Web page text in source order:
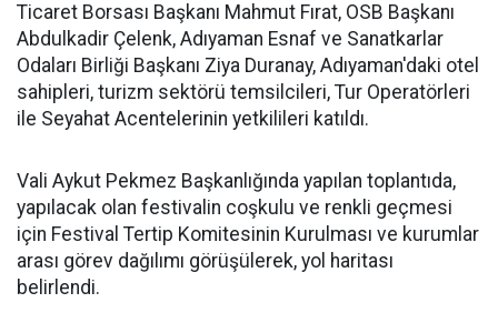
Ticaret Borsası Başkanı Mahmut Fırat, OSB Başkanı
Abdulkadir Çelenk, Adıyaman Esnaf ve Sanatkarlar
Odaları Birliği Başkanı Ziya Duranay, Adıyaman'daki otel
sahipleri, turizm sektörü temsilcileri, Tur Operatörleri
ile Seyahat Acentelerinin yetkilileri katıldı.
Vali Aykut Pekmez Başkanlığında yapılan toplantıda,
yapılacak olan festivalin coşkulu ve renkli geçmesi
için Festival Tertip Komitesinin Kurulması ve kurumlar
arası görev dağılımı görüşülerek, yol haritası
belirlendi.